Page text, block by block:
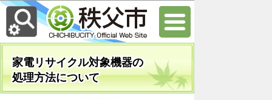
家電リサイクル対象機器の
処理方法について